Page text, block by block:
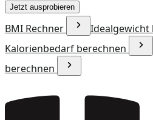
Jetzt ausprobieren
BMI Rechner
Idealgewicht
Kalorienbedarf berechnen
berechnen